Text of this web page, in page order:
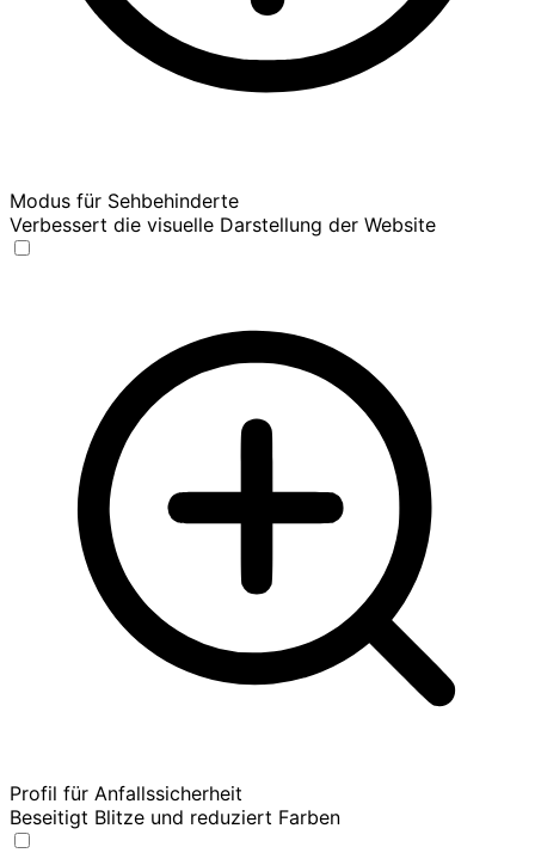
Modus für Sehbehinderte
Verbessert die visuelle Darstellung der Website
Profil für Anfallssicherheit
Beseitigt Blitze und reduziert Farben